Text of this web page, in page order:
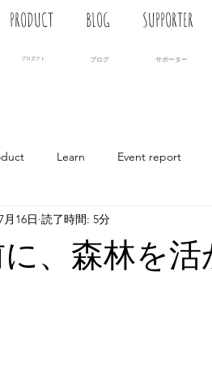
PRODUCT BLOG SUPPORTER
プロダクト ブログ サポーター
Learn Event report
、森林を
月16日 読了時間: 5分